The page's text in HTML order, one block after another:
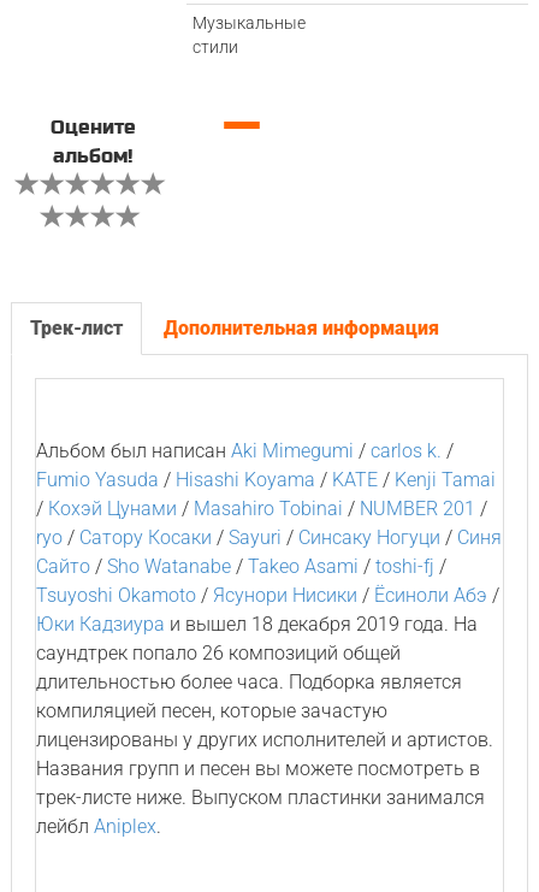
Музыкальные
стили
Оцените
альбом!
—
Трек-лист Дополнительная информация
Альбом был написан Aki Mimegumi / carlos k. /
Fumio Yasuda / Hisashi Koyama / KATE/ Kenji Tamai
/ Кохэй Цунами / Masahiro Tobinai / NUMBER 201 /
ryo/ Сатору Косаки / Sayuri / Синсаку Ногуци / Синя
Сайто/ Sho Watanabe/ Takeo Asami / toshi-fj /
Tsuyoshi Okamoto/ Ясунори Нисики / Ёсиноли Абэ /
Юки Кадзиура и вышел 18 декабря 2019 года. На
саундтрек попало 26 композиций общей
длительностью более часа. Подборка является
компиляцией песен, которые зачастую
лицензированы у других исполнителей и артистов.
Названия групп и песен вы можете посмотреть в
трек-листе ниже. Выпуском пластинки занимался
лейбл Aniplex.